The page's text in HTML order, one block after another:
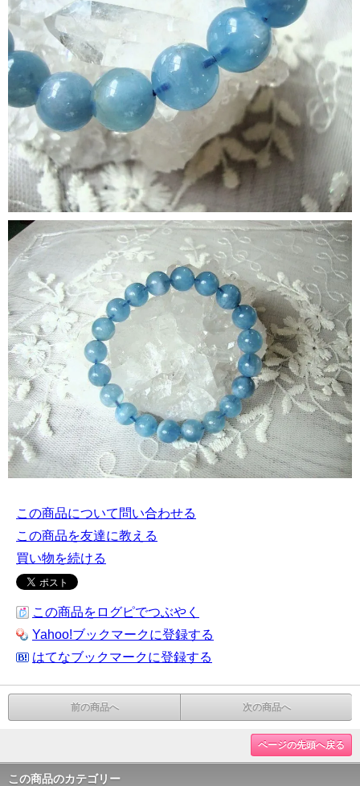
この商品について問い合わせる
この商品を友達に教える
買い物を続ける
この商品をログピでつぶやく
Yahoo!ブックマークに登録する
はてなブックマークに登録する
前の商品へ 次の商品へ
ページの先頭へ戻る
この商品のカテゴリー